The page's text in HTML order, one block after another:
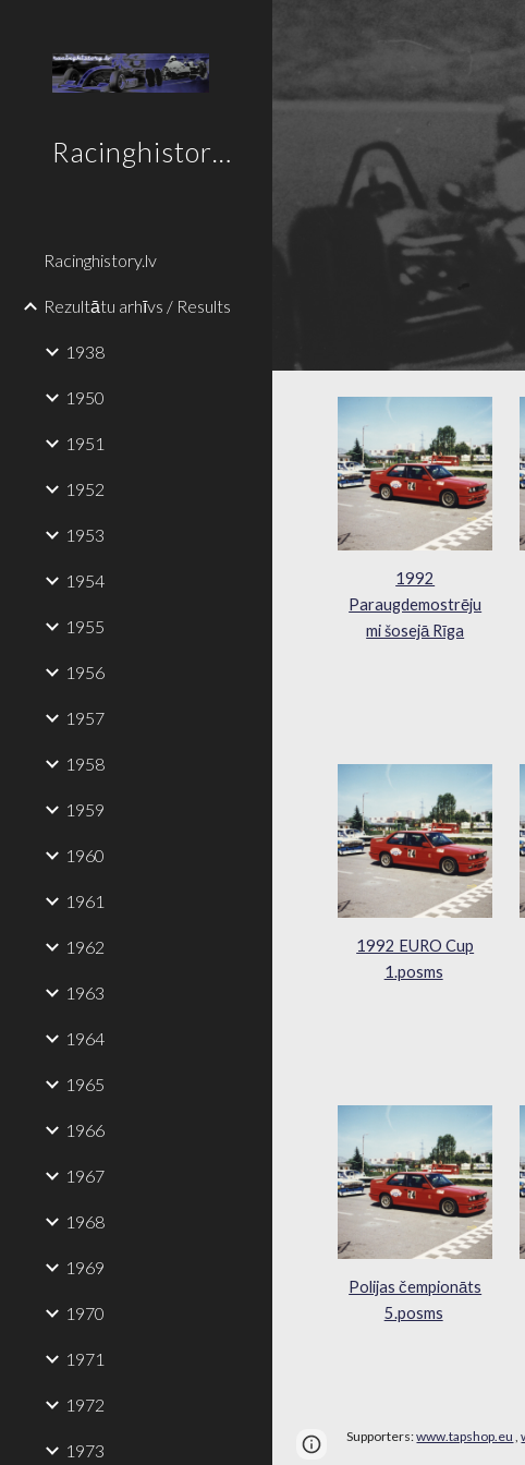
Skip
Racinghistory.lv
Racinghistory.lv
Rezultātu arhīvs / Results
1938
1950
1951
1952
1953
1954
1955
1956
1957
1958
1959
1960
1961
1962
1963
1964
1965
1966
1967
1968
1969
1970
1971
1972
1973
1992
Paraugdemostrēju
mi šosejā Rīga
1992 EURO Cup
1.posms
Polijas čempionāts
5.posms
Supporters:www.tapshop.eu ,
Page Google Sites